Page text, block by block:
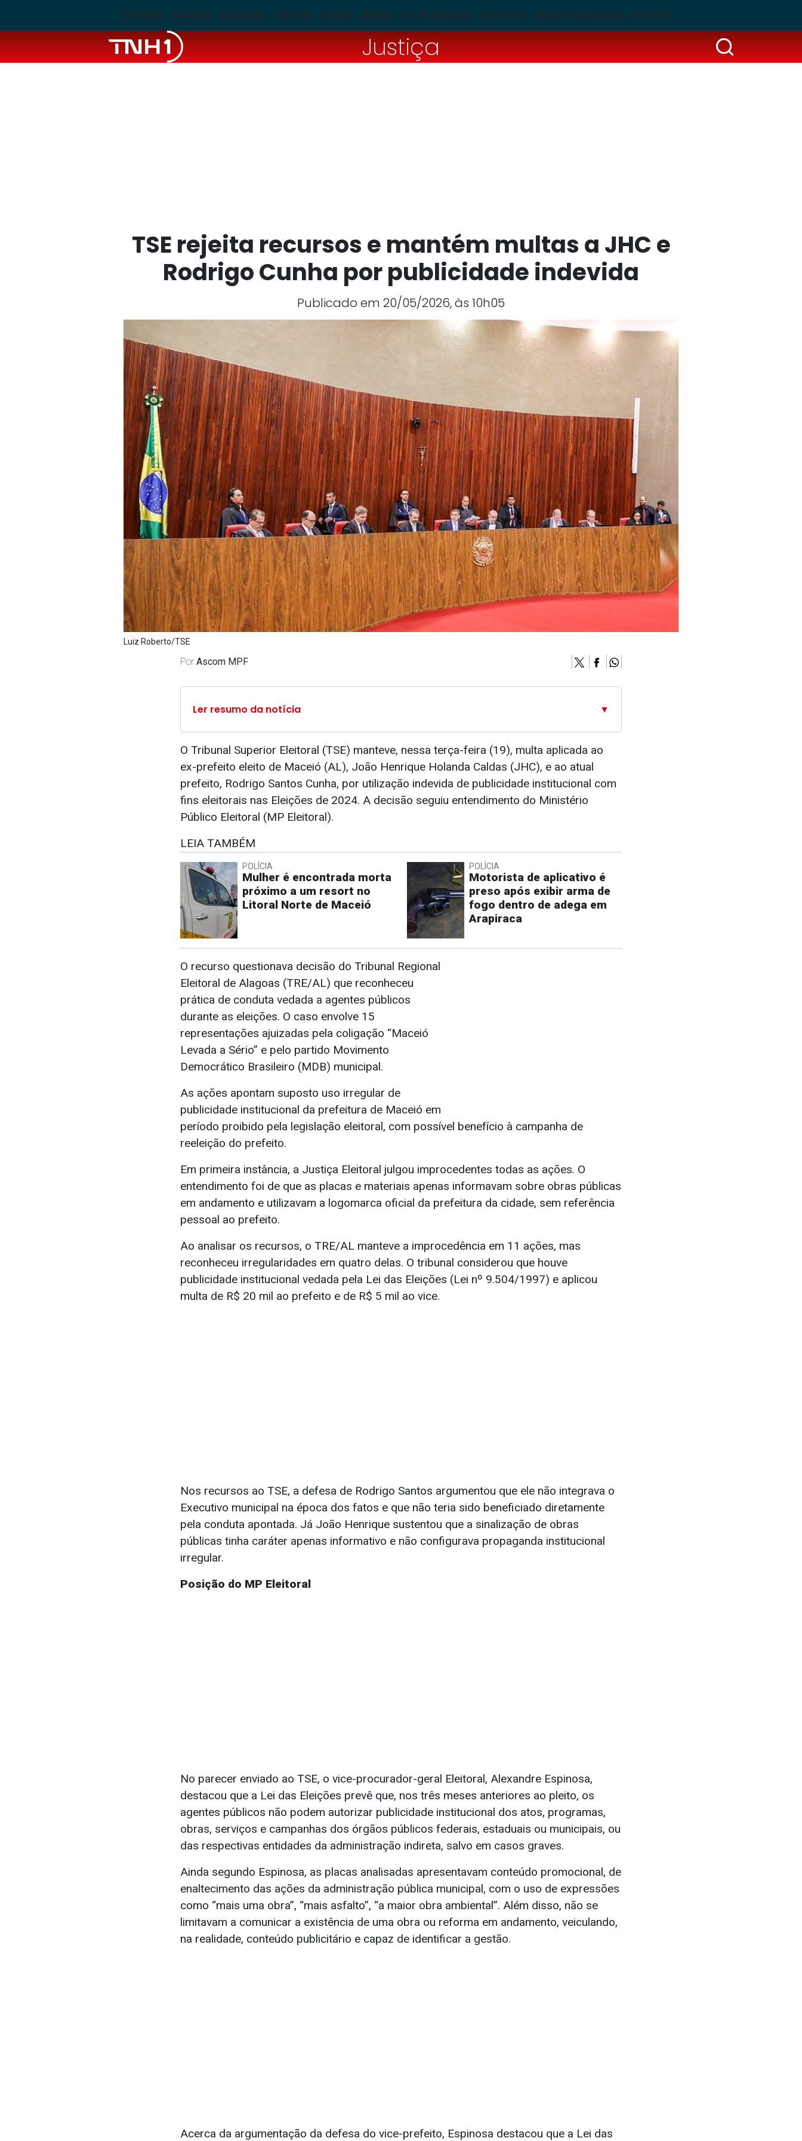
ÚLTIMAS MACEIÓ ALAGOAS POLÍCIA BLOGS BRASIL TV PAJUÇARA TUDO POP PUBLICIDADE LEGAL PSCOM
Justiça
TSE rejeita recursos e mantém multas a JHC e
Rodrigo Cunha por publicidade indevida
Publicado em 20/05/2026, às 10h05
Luiz Roberto/TSE
Por Ascom MPF
Ler resumo da notícia ▼
O Tribunal Superior Eleitoral (TSE) manteve, nessa terça-feira (19), multa aplicada ao
ex-prefeito eleito de Maceió (AL), João Henrique Holanda Caldas (JHC), e ao atual
prefeito, Rodrigo Santos Cunha, por utilização indevida de publicidade institucional com
fins eleitorais nas Eleições de 2024. A decisão seguiu entendimento do Ministério
Público Eleitoral (MP Eleitoral).
LEIA TAMBÉM
POLÍCIA
Mulher é encontrada morta
próximo a um resort no
Litoral Norte de Maceió
POLÍCIA
Motorista de aplicativo é
preso após exibir arma de
fogo dentro de adega em
Arapiraca
O recurso questionava decisão do Tribunal Regional
Eleitoral de Alagoas (TRE/AL) que reconheceu
prática de conduta vedada a agentes públicos
durante as eleições. O caso envolve 15
representações ajuizadas pela coligação “Maceió
Levada a Sério” e pelo partido Movimento
Democrático Brasileiro (MDB) municipal.
As ações apontam suposto uso irregular de
publicidade institucional da prefeitura de Maceió em
período proibido pela legislação eleitoral, com possível benefício à campanha de
reeleição do prefeito.
Em primeira instância, a Justiça Eleitoral julgou improcedentes todas as ações. O
entendimento foi de que as placas e materiais apenas informavam sobre obras públicas
em andamento e utilizavam a logomarca oficial da prefeitura da cidade, sem referência
pessoal ao prefeito.
Ao analisar os recursos, o TRE/AL manteve a improcedência em 11 ações, mas
reconheceu irregularidades em quatro delas. O tribunal considerou que houve
publicidade institucional vedada pela Lei das Eleições (Lei nº 9.504/1997) e aplicou
multa de R$ 20 mil ao prefeito e de R$ 5 mil ao vice.
Nos recursos ao TSE, a defesa de Rodrigo Santos argumentou que ele não integrava o
Executivo municipal na época dos fatos e que não teria sido beneficiado diretamente
pela conduta apontada. Já João Henrique sustentou que a sinalização de obras
públicas tinha caráter apenas informativo e não configurava propaganda institucional
irregular.
Posição do MP Eleitoral
No parecer enviado ao TSE, o vice-procurador-geral Eleitoral, Alexandre Espinosa,
destacou que a Lei das Eleições prevê que, nos três meses anteriores ao pleito, os
agentes públicos não podem autorizar publicidade institucional dos atos, programas,
obras, serviços e campanhas dos órgãos públicos federais, estaduais ou municipais, ou
das respectivas entidades da administração indireta, salvo em casos graves.
Ainda segundo Espinosa, as placas analisadas apresentavam conteúdo promocional, de
enaltecimento das ações da administração pública municipal, com o uso de expressões
como “mais uma obra”, “mais asfalto”, “a maior obra ambiental”. Além disso, não se
limitavam a comunicar a existência de uma obra ou reforma em andamento, veiculando,
na realidade, conteúdo publicitário e capaz de identificar a gestão.
Acerca da argumentação da defesa do vice-prefeito, Espinosa destacou que a Lei das